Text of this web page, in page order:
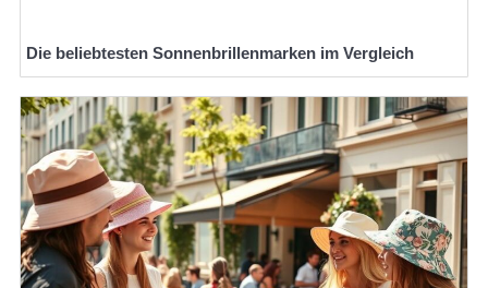
Die beliebtesten Sonnenbrillenmarken im Vergleich